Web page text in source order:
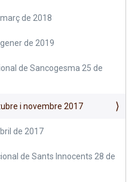
de 2018
de 2019
de Sancogesma 25 de
i novembre 2017
de 2017
de Sants Innocents 28 de